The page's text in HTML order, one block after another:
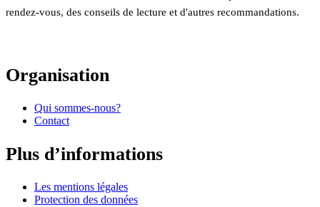
rendez-vous, des conseils de lecture et d'autres recommandations.
Organisation
Qui sommes-nous?
Contact
Plus d’informations
Les mentions légales
Protection des données